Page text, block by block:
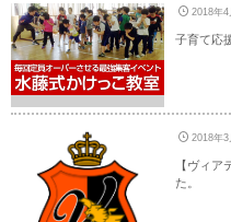
2018年4
子育て応
2018年3
【ヴィ
た。